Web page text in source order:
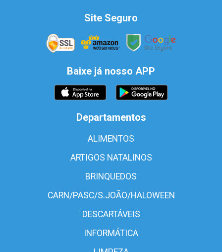
Site Seguro
Baixe já nosso APP
Departamentos
ALIMENTOS
ARTIGOS NATALINOS
BRINQUEDOS
CARN/PASC/S.JOÃO/HALOWEEN
DESCARTÁVEIS
INFORMÁTICA